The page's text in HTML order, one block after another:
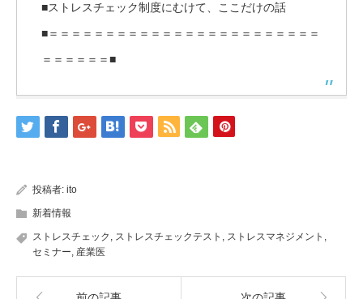
■ストレスチェック制度にむけて、ここだけの話
■＝＝＝＝＝＝＝＝＝＝＝＝＝＝＝＝＝＝＝＝＝＝＝＝
＝＝＝＝＝＝■
投稿者: ito
新着情報
ストレスチェック , ストレスチェックテスト , ストレスマネジメント ,
セミナー, 産業医